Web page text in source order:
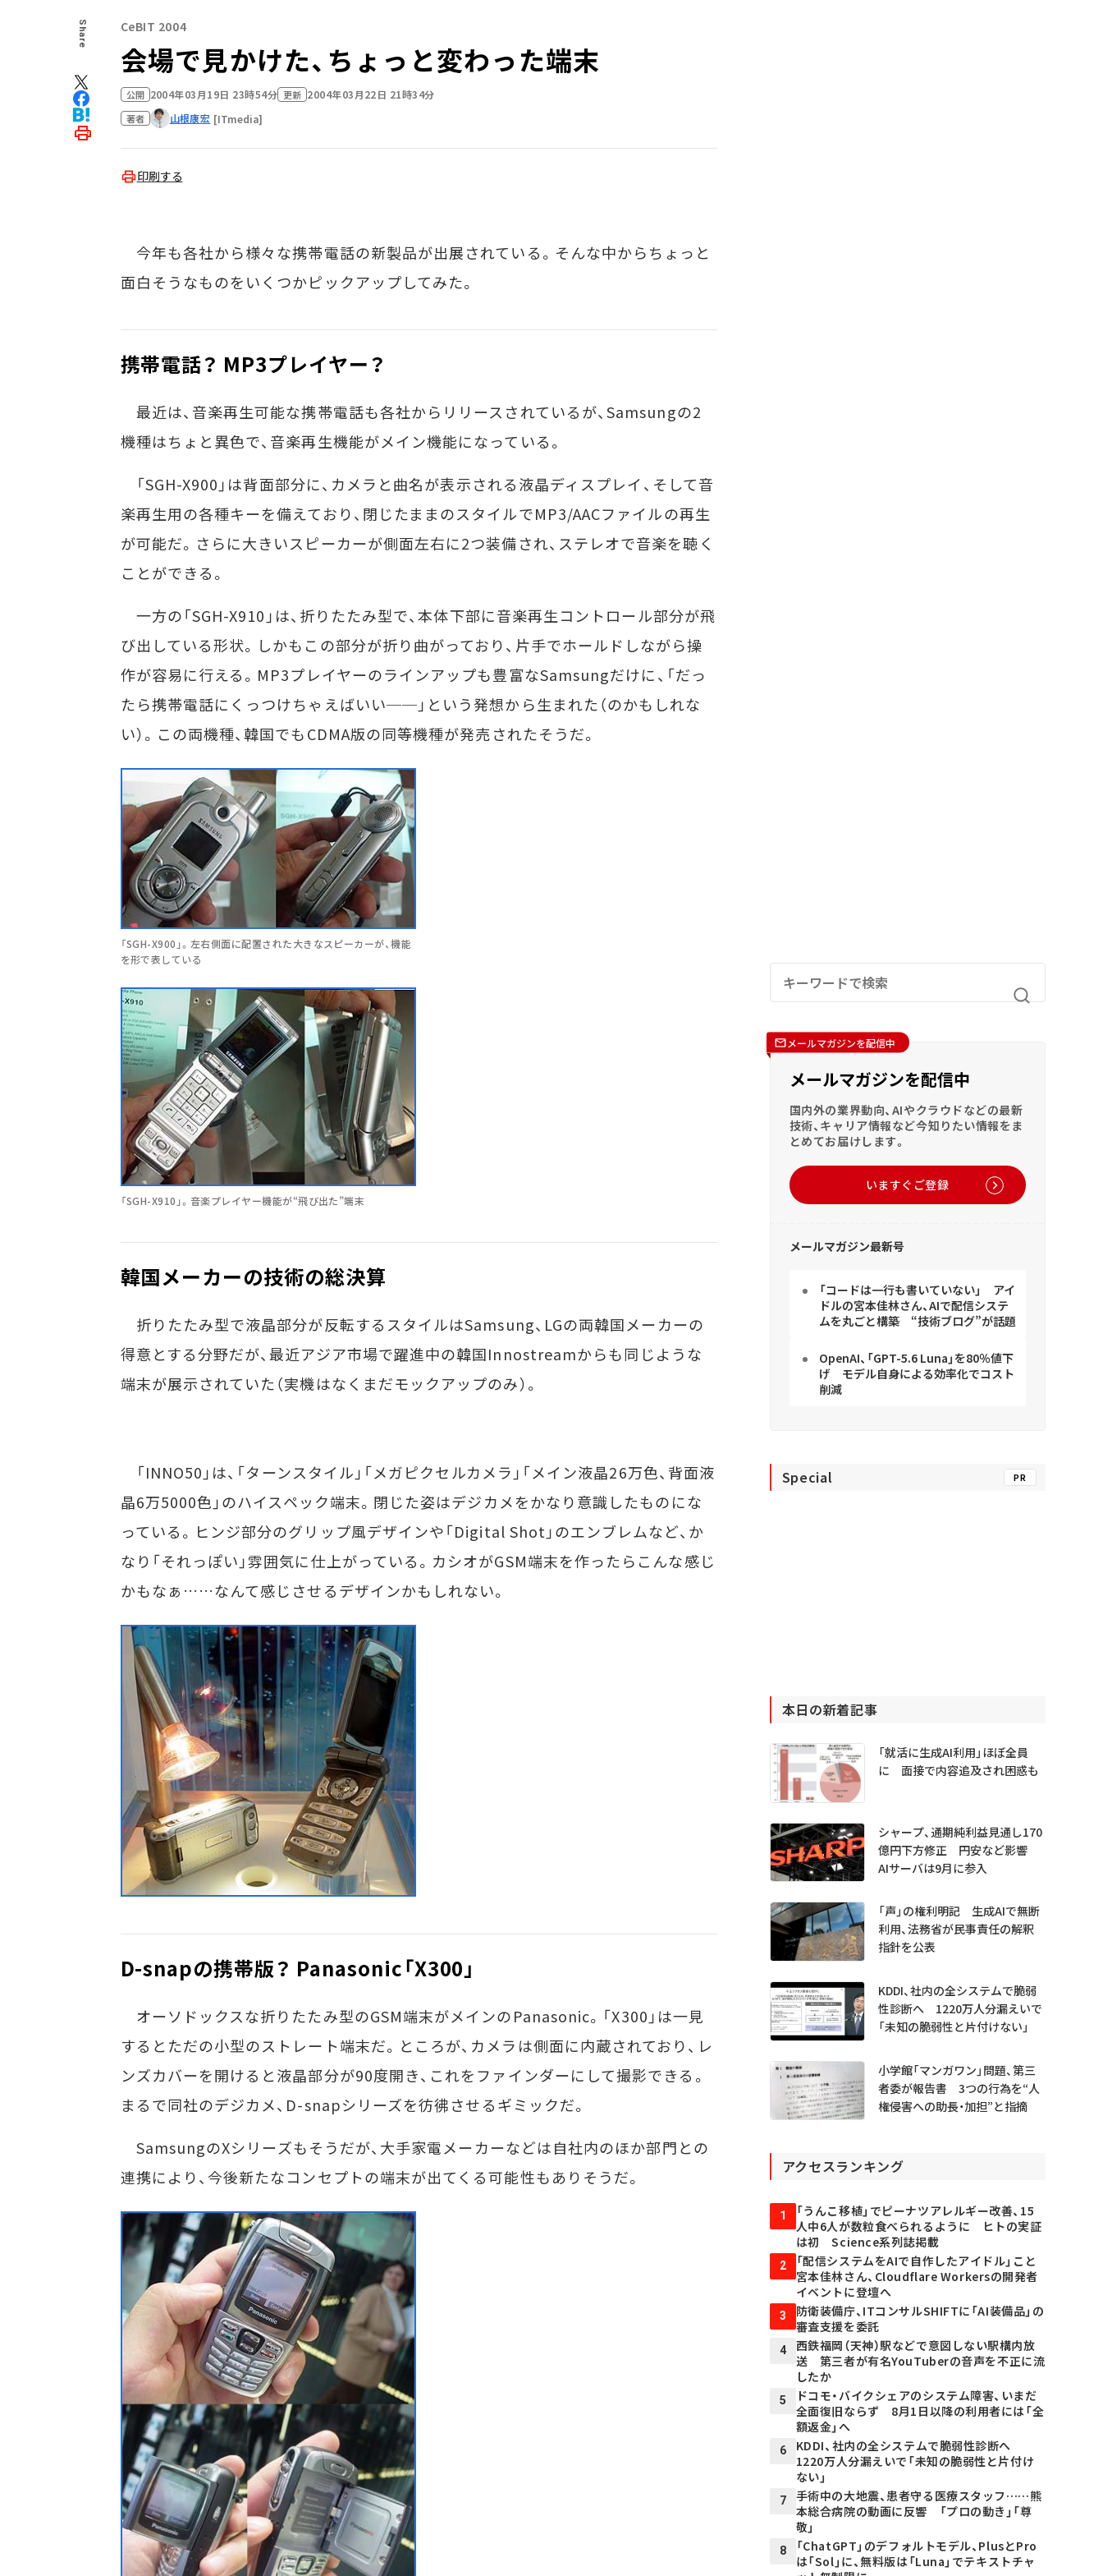
Share CeBIT 2004
会場で見かけた、ちょっと変わった端末
公開 2004年03月19日 23時54分 更新 2004年03月22日 21時34分
著者 山根康宏 [ITmedia]
印刷する
今年も各社から様々な携帯電話の新製品が出展されている。そんな中からちょっと
面白そうなものをいくつかピックアップしてみた。
携帯電話？ MP3プレイヤー？
最近は、音楽再生可能な携帯電話も各社からリリースされているが、Samsungの2
機種はちょと異色で、音楽再生機能がメイン機能になっている。
「SGH-X900」は背面部分に、カメラと曲名が表示される液晶ディスプレイ、そして音
楽再生用の各種キーを備えており、閉じたままのスタイルでMP3/AACファイルの再生
が可能だ。さらに大きいスピーカーが側面左右に2つ装備され、ステレオで音楽を聴く
ことができる。
一方の「SGH-X910」は、折りたたみ型で、本体下部に音楽再生コントロール部分が飛
び出している形状。しかもこの部分が折り曲がっており、片手でホールドしながら操
作が容易に行える。MP3プレイヤーのラインアップも豊富なSamsungだけに、「だっ
たら携帯電話にくっつけちゃえばいい──」という発想から生まれた（のかもしれな
い）。この両機種、韓国でもCDMA版の同等機種が発売されたそうだ。
「SGH-X900」。左右側面に配置された大きなスピーカーが、機能
を形で表している
「SGH-X910」。音楽プレイヤー機能が“飛び出た”端末
韓国メーカーの技術の総決算
折りたたみ型で液晶部分が反転するスタイルはSamsung、LGの両韓国メーカーの
得意とする分野だが、最近アジア市場で躍進中の韓国Innostreamからも同じような
端末が展示されていた（実機はなくまだモックアップのみ）。
「INNO50」は、「ターンスタイル」「メガピクセルカメラ」「メイン液晶26万色、背面液
晶6万5000色」のハイスペック端末。閉じた姿はデジカメをかなり意識したものにな
っている。ヒンジ部分のグリップ風デザインや「Digital Shot」のエンブレムなど、か
なり「それっぽい」雰囲気に仕上がっている。カシオがGSM端末を作ったらこんな感じ
かもなぁ……なんて感じさせるデザインかもしれない。
D-snapの携帯版？ Panasonic「X300」
オーソドックスな折りたたみ型のGSM端末がメインのPanasonic。「X300」は一見
するとただの小型のストレート端末だ。ところが、カメラは側面に内蔵されており、レ
ンズカバーを開けると液晶部分が90度開き、これをファインダーにして撮影できる。
まるで同社のデジカメ、D-snapシリーズを彷彿させるギミックだ。
SamsungのXシリーズもそうだが、大手家電メーカーなどは自社内のほか部門との
連携により、今後新たなコンセプトの端末が出てくる可能性もありそうだ。
メールマガジンを配信中
メールマガジンを配信中
国内外の業界動向、AIやクラウドなどの最新
技術、キャリア情報など今知りたい情報をま
とめてお届けします。
いますぐご登録
メールマガジン最新号
「コードは一行も書いていない」 アイ
ドルの宮本佳林さん、AIで配信システ
ムを丸ごと構築 “技術ブログ”が話題
OpenAI、「GPT-5.6 Luna」を80％値下
げ モデル自身による効率化でコスト
削減
Special PR
本日の新着記事
「就活に生成AI利用」ほぼ全員
に 面接で内容追及され困惑も
シャープ、通期純利益見通し170
億円下方修正 円安など影響
AIサーバは9月に参入
「声」の権利明記 生成AIで無断
利用、法務省が民事責任の解釈
指針を公表
KDDI、社内の全システムで脆弱
性診断へ 1220万人分漏えいで
「未知の脆弱性と片付けない」
小学館「マンガワン」問題、第三
者委が報告書 3つの行為を“人
権侵害への助長・加担”と指摘
アクセスランキング
1
「うんこ移植」でピーナツアレルギー改善、15
人中6人が数粒食べられるように ヒトの実証
は初 Science系列誌掲載
2
「配信システムをAIで自作したアイドル」こと
宮本佳林さん、Cloudflare Workersの開発者
イベントに登壇へ
3
防衛装備庁、ITコンサルSHIFTに「AI装備品」の
審査支援を委託
4
西鉄福岡（天神）駅などで意図しない駅構内放
送 第三者が有名YouTuberの音声を不正に流
したか
5
ドコモ・バイクシェアのシステム障害、いまだ
全面復旧ならず 8月1日以降の利用者には「全
額返金」へ
6
KDDI、社内の全システムで脆弱性診断へ
1220万人分漏えいで「未知の脆弱性と片付け
ない」
7
手術中の大地震、患者守る医療スタッフ……熊
本総合病院の動画に反響 「プロの動き」「尊
敬」
8
「ChatGPT」のデフォルトモデル、PlusとPro
は「Sol」に、無料版は「Luna」でテキストチャ